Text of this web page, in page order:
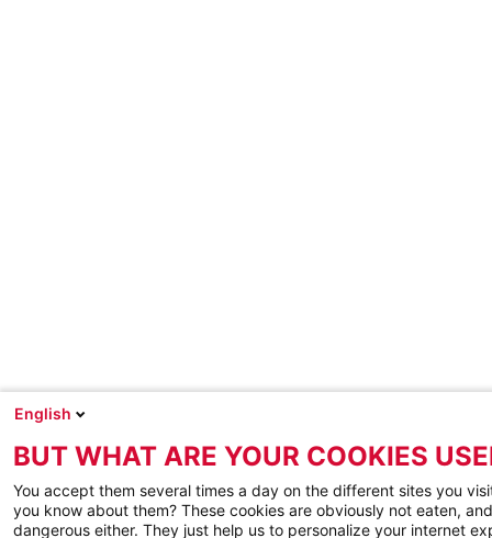
English
BUT WHAT ARE YOUR COOKIES
You accept them several times a day on the different sites you
you know about them? These cookies are obviously not eaten,
dangerous either. They just help us to personalize your internet